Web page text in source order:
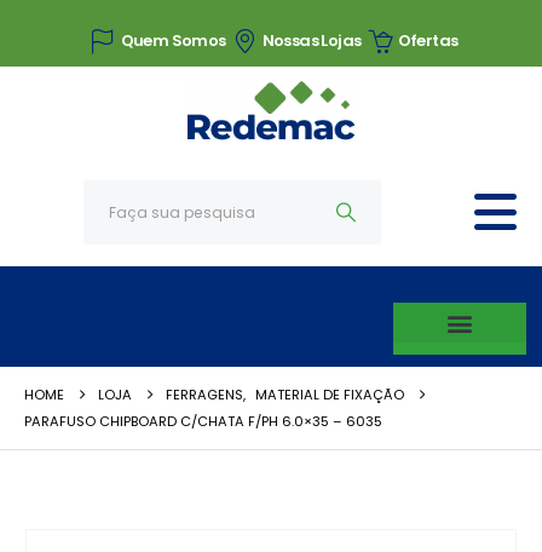
Quem Somos Nossas Lojas Ofertas
HOME LOJA FERRAGENS, MATERIAL DE FIXAÇÃO
PARAFUSO CHIPBOARD C/CHATA F/PH 6.0×35 – 6035